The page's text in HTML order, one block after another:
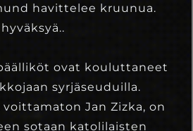
havittelee kruunua.
ovat kouluttaneet
syrjäseuduilla.
voittamaton Jan Zizka, on
sotaan katolilaisten